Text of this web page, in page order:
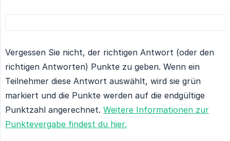
Vergessen Sie nicht, der richtigen Antwort (oder den
richtigen Antworten) Punkte zu geben. Wenn ein
Teilnehmer diese Antwort auswählt, wird sie grün
markiert und die Punkte werden auf die endgültige
Punktzahl angerechnet. Weitere Informationen zur
Punktevergabe findest du hier.